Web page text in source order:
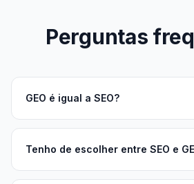
Perguntas
GEO é igual a SEO?
Tenho de escolher entre SEO e